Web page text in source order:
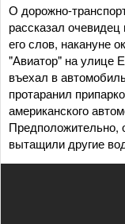
О дорожно-
рассказал
его слов, накануне
"Авиатор" на улице
въехал в
протаранил
американского
Предположительно,
вытащили другие